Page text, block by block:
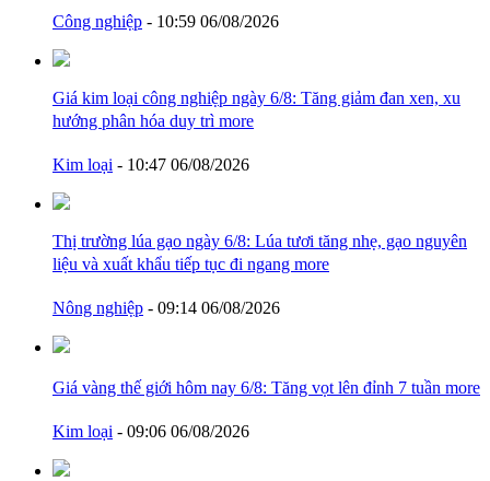
Công nghiệp - 10:59 06/08/2026
Giá kim loại công nghiệp ngày 6/8: Tăng giảm đan xen, xu
hướng phân hóa duy trì more
Kim loại - 10:47 06/08/2026
Thị trường lúa gạo ngày 6/8: Lúa tươi tăng nhẹ, gạo nguyên
liệu và xuất khẩu tiếp tục đi ngang more
Nông nghiệp - 09:14 06/08/2026
Giá vàng thế giới hôm nay 6/8: Tăng vọt lên đỉnh 7 tuần more
Kim loại - 09:06 06/08/2026